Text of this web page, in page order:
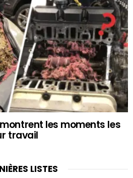
les moments les
travail
LISTES